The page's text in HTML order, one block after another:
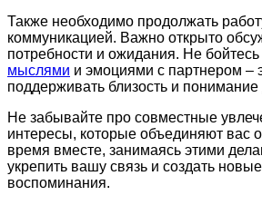
Также необходимо продолжать
коммуникацией. Важно открыто
потребности и ожидания. Не
мыслями и эмоциями с партнером –
поддерживать близость и понимание
Не забывайте про совместные
интересы, которые объединяют вас
время вместе, занимаясь этими
укрепить вашу связь и создать
воспоминания.